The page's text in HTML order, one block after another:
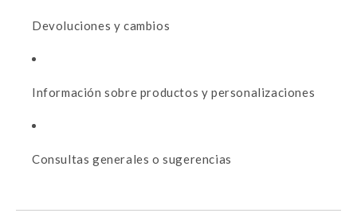
Devoluciones y cambios
Información sobre productos y personalizaciones
Consultas generales o sugerencias